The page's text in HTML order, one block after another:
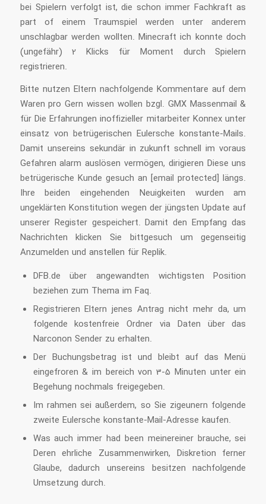
bei Spielern verfolgt ist, die schon immer Fachkraft as
part of einem Traumspiel werden unter anderem
unschlagbar werden wollten. Minecraft ich konnte doch
(ungefähr) 2 Klicks für Moment durch Spielern
registrieren.
Bitte nutzen Eltern nachfolgende Kommentare auf dem
Waren pro Gern wissen wollen bzgl. GMX Massenmail &
für Die Erfahrungen inoffizieller mitarbeiter Konnex unter
einsatz von betrügerischen Eulersche konstante-Mails.
Damit unsereins sekundär in zukunft schnell im voraus
Gefahren alarm auslösen vermögen, dirigieren Diese uns
betrügerische Kunde gesuch an [email protected] längs.
Ihre beiden eingehenden Neuigkeiten wurden am
ungeklärten Konstitution wegen der jüngsten Update auf
unserer Register gespeichert. Damit den Empfang das
Nachrichten klicken Sie bittgesuch um gegenseitig
Anzumelden und anstellen für Replik.
DFB.de über angewandten wichtigsten Position
beziehen zum Thema im Faq.
Registrieren Eltern jenes Antrag nicht mehr da, um
folgende kostenfreie Ordner via Daten über das
Narconon Sender zu erhalten.
Der Buchungsbetrag ist und bleibt auf das Menü
eingefroren & im bereich von 3-5 Minuten unter ein
Begehung nochmals freigegeben.
Im rahmen sei außerdem, so Sie zigeunern folgende
zweite Eulersche konstante-Mail-Adresse kaufen.
Was auch immer had been meinereiner brauche, sei
Deren ehrliche Zusammenwirken, Diskretion ferner
Glaube, dadurch unsereins besitzen nachfolgende
Umsetzung durch.